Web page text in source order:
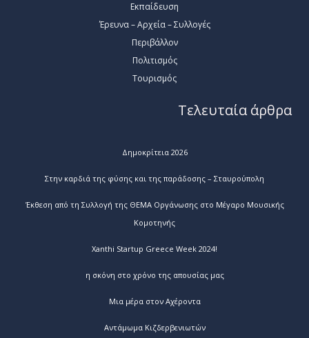
Εκπαίδευση
Έρευνα – Αρχεία – Συλλογές
Περιβάλλον
Πολιτισμός
Τουρισμός
Τελευταία άρθρα
Δημοκρίτεια 2026
Στην καρδιά της φύσης και της παράδοσης – Σταυρούπολη
Έκθεση από τη Συλλογή της ΘΕΜΑ Οργάνωσης στο Μέγαρο Μουσικής
Κομοτηνής
Xanthi Startup Greece Week 2024!
η σκόνη στο χρόνο της απουσίας μας
Μια μέρα στον Αχέροντα
Αντάμωμα Κιζδερβενιωτών